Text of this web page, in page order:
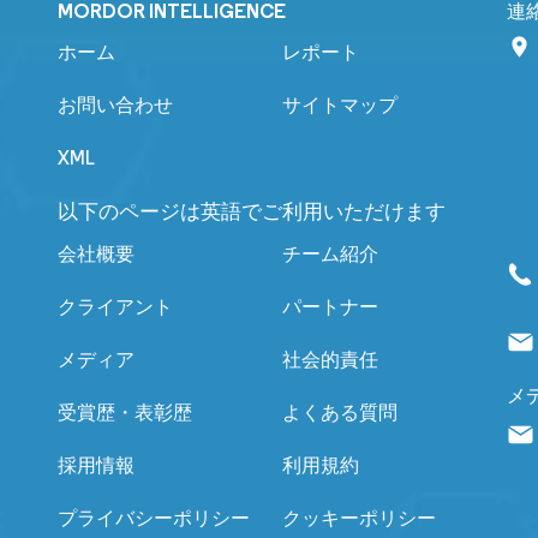
MORDOR INTELLIGENCE
ホーム レポート
お問い合わせ サイトマップ
XML
以下のページは英語でご利用いただけます
会社概要 チーム紹介
クライアント パートナー
メディア 社会的責任
受賞歴・表彰歴 よくある質問
採用情報 利用規約
プライバシーポリシー クッキーポリシー
連
メ